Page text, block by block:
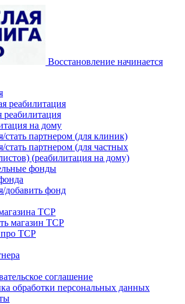
Восстановление начинается
реабилитация
реабилитация
на дому
стать партнером (для клиник)
стать партнером (для частных
(реабилитация на дому)
фонды
добавить фонд
ТСР
магазин ТСР
про ТСР
соглашение
обработки персональных данных